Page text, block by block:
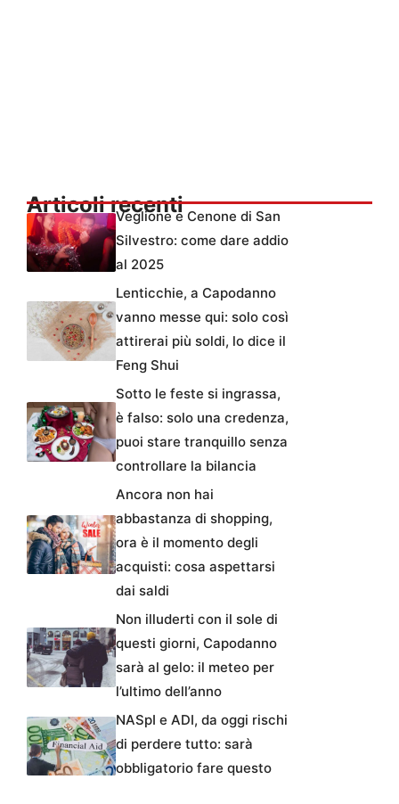
Articoli recentiVeglione e Cenone di San
Silvestro: come dare addio
al 2025
Lenticchie, a Capodanno
vanno messe qui: solo così
attirerai più soldi, lo dice il
Feng Shui
Sotto le feste si ingrassa,
è falso: solo una credenza,
puoi stare tranquillo senza
controllare la bilancia
Ancora non hai
abbastanza di shopping,
ora è il momento degli
acquisti: cosa aspettarsi
dai saldi
Non illuderti con il sole di
questi giorni, Capodanno
sarà al gelo: il meteo per
l’ultimo dell’anno
NASpI e ADI, da oggi rischi
di perdere tutto: sarà
obbligatorio fare questo